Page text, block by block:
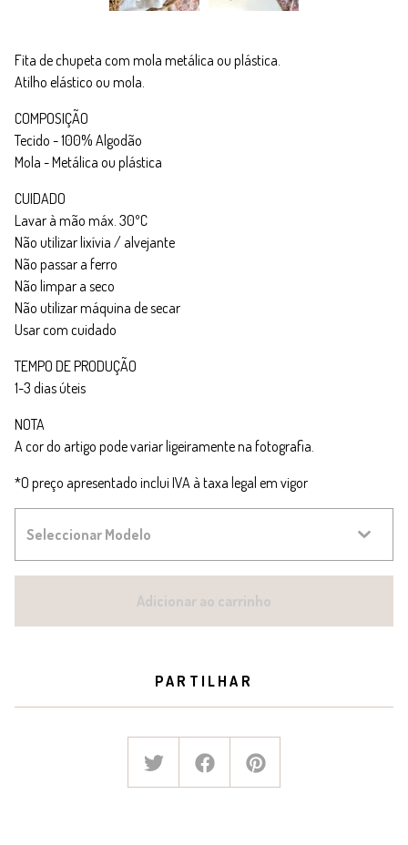
Fita de chupeta com mola metálica ou plástica.
Atilho elástico ou mola.
COMPOSIÇÃO
Tecido - 100% Algodão
Mola - Metálica ou plástica
CUIDADO
Lavar à mão máx. 30ºC
Não utilizar lixívia / alvejante
Não passar a ferro
Não limpar a seco
Não utilizar máquina de secar
Usar com cuidado
TEMPO DE PRODUÇÃO
1-3 dias úteis
NOTA
A cor do artigo pode variar ligeiramente na fotografia.
*O preço apresentado inclui IVA à taxa legal em vigor
Adicionar ao carrinho
PARTILHAR